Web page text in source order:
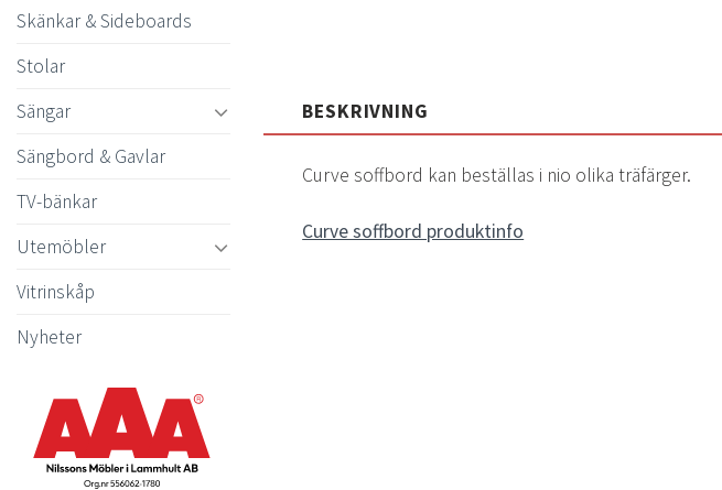
Skänkar & Sideboards
Stolar
Sängar
Sängbord & Gavlar
TV-bänkar
Utemöbler
Vitrinskåp
Nyheter
BESKRIVNING
Curve soffbord kan beställas i nio olika träfärger.
Curve soffbord produktinfo